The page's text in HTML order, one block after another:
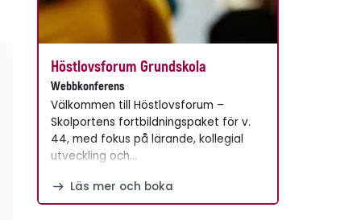
Höstlovsforum Grundskola
Webbkonferens
Välkommen till Höstlovsforum –
Skolportens fortbildningspaket för v.
44, med fokus på lärande, kollegial
utveckling och…
Läs mer och boka